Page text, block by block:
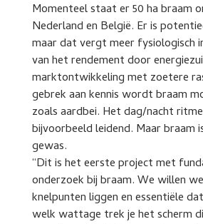
Momenteel staat er 50 ha braam
Nederland en België. Er is
maar dat vergt meer fysiologisch
van het rendement door
marktontwikkeling met zoetere
gebrek aan kennis wordt braam
zoals aardbei. Het dag/nacht
bijvoorbeeld leidend. Maar braam
gewas.
“Dit is het eerste project met
onderzoek bij braam. We willen
knelpunten liggen en essentiële
welk wattage trek je het scherm